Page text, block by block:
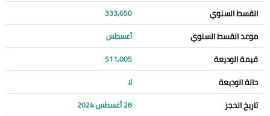
القسط السنوي 333,650
موعد القسط السنوي أغسطس
قيمة الوديعة 511,005
حالة الوديعة لا
تاريخ الحجز 28 أغسطس 2024